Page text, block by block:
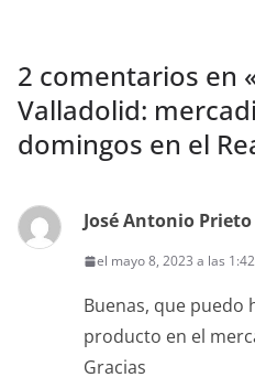
k
2 comentarios en
Valladolid:
domingos en el
José Antonio
el mayo 8, 2023 a las
Buenas, que puedo
producto en el
Gracias